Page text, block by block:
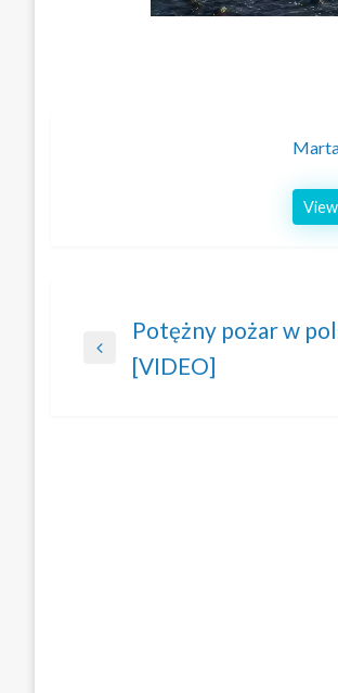
Nawigacja
wpisu
Previous
Potężny pożar w
[VIDEO]